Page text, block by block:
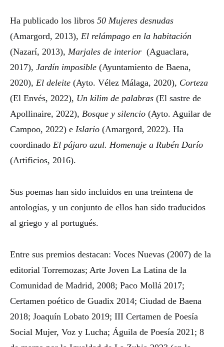
Ha publicado los libros 50 Mujeres desnudas
(Amargord, 2013), El relámpago en la habitación
(Nazarí, 2013), Marjales de interior (Aguaclara,
2017), Jardín imposible (Ayuntamiento de Baena,
2020), El deleite (Ayto. Vélez Málaga, 2020), Corteza
(El Envés, 2022), Un kilim de palabras (El sastre de
Apollinaire, 2022), Bosque y silencio (Ayto. Aguilar de
Campoo, 2022) e Islario (Amargord, 2022). Ha
coordinado El pájaro azul. Homenaje a Rubén Darío
(Artificios, 2016).
Sus poemas han sido incluidos en una treintena de
antologías, y un conjunto de ellos han sido traducidos
al griego y al portugués.
Entre sus premios destacan: Voces Nuevas (2007) de la
editorial Torremozas; Arte Joven La Latina de la
Comunidad de Madrid, 2008; Paco Mollá 2017;
Certamen poético de Guadix 2014; Ciudad de Baena
2018; Joaquín Lobato 2019; III Certamen de Poesía
Social Mujer, Voz y Lucha; Águila de Poesía 2021; 8